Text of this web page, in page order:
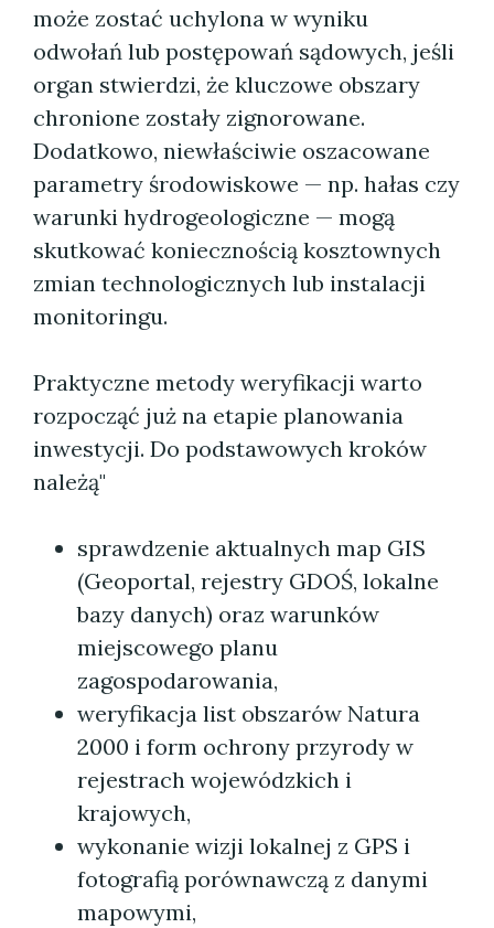
może zostać uchylona w wyniku
odwołań lub postępowań sądowych, jeśli
organ stwierdzi, że kluczowe obszary
chronione zostały zignorowane.
Dodatkowo, niewłaściwie oszacowane
parametry środowiskowe — np. hałas czy
warunki hydrogeologiczne — mogą
skutkować koniecznością kosztownych
zmian technologicznych lub instalacji
monitoringu.
Praktyczne metody weryfikacji warto
rozpocząć już na etapie planowania
inwestycji. Do podstawowych kroków
należą"
sprawdzenie aktualnych map GIS
(Geoportal, rejestry GDOŚ, lokalne
bazy danych) oraz warunków
miejscowego planu
zagospodarowania,
weryfikacja list obszarów Natura
2000 i form ochrony przyrody w
rejestrach wojewódzkich i
krajowych,
wykonanie wizji lokalnej z GPS i
fotografią porównawczą z danymi
mapowymi,